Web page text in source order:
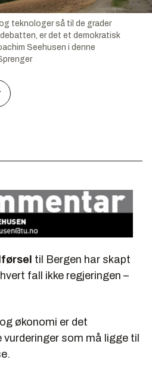
teknologer så til de grader
er det et demokratisk
Seehusen i denne
til Bergen har skapt
fall ikke regjeringen –
økonomi er det
vurderinger som må ligge til